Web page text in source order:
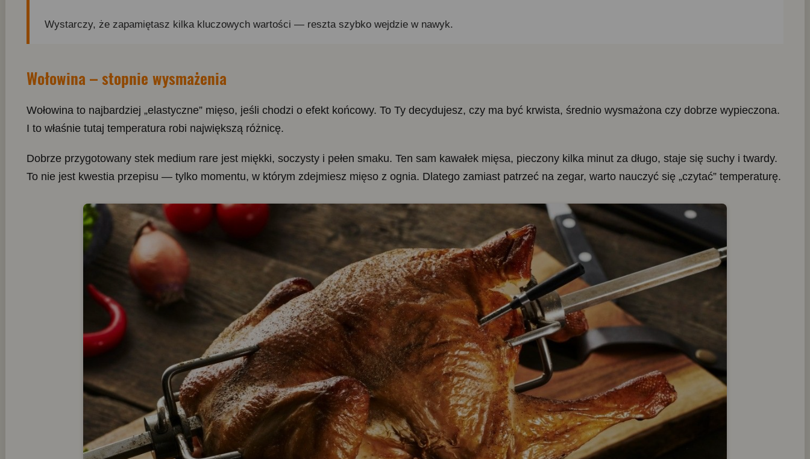
Wystarczy, że zapamiętasz kilka kluczowych wartości — reszta szybko wejdzie w nawyk.
Wołowina – stopnie wysmażenia
Wołowina to najbardziej „elastyczne” mięso, jeśli chodzi o efekt końcowy. To Ty decydujesz, czy ma być krwista, średnio wysmażona czy dobrze wypieczona.
I to właśnie tutaj temperatura robi największą różnicę.
Dobrze przygotowany stek medium rare jest miękki, soczysty i pełen smaku. Ten sam kawałek mięsa, pieczony kilka minut za długo, staje się suchy i twardy.
To nie jest kwestia przepisu — tylko momentu, w którym zdejmiesz mięso z ognia. Dlatego zamiast patrzeć na zegar, warto nauczyć się „czytać” temperaturę.